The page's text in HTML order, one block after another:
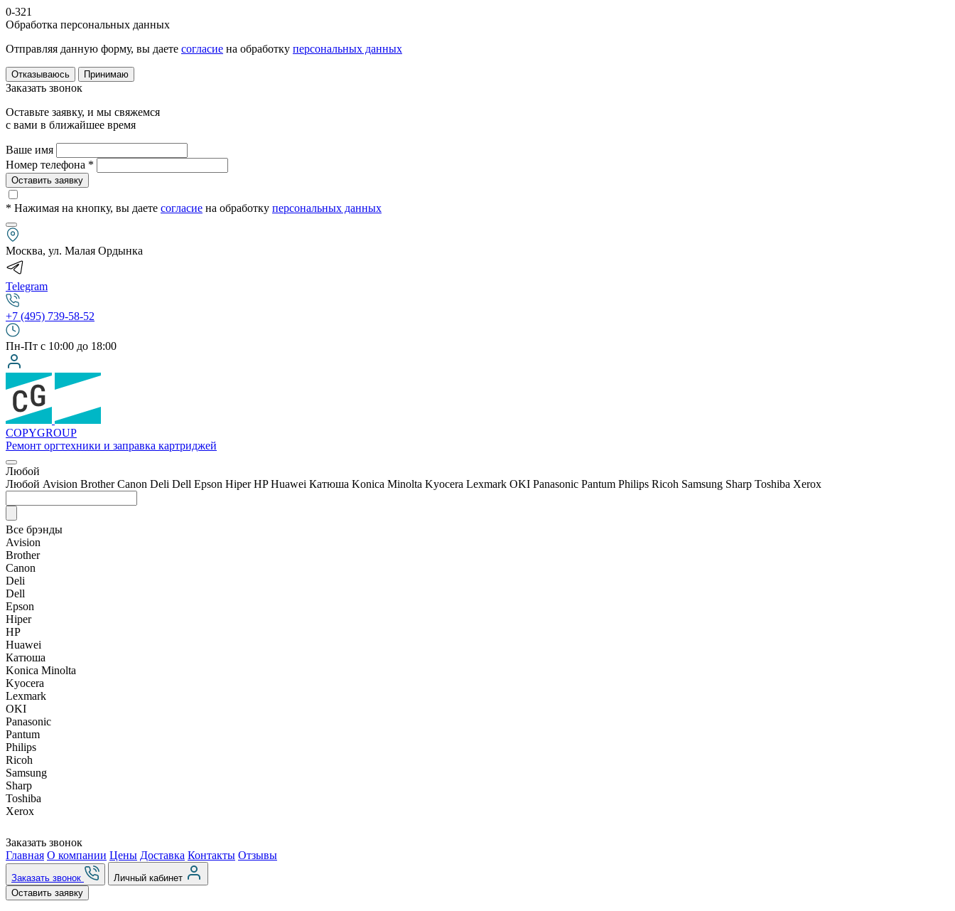
0-321
Обработка персональных данных
Отправляя данную форму, вы даете согласие на обработку персональных данных
Отказываюсь Принимаю
Заказать звонок
Оставьте заявку, и мы свяжемся
с вами в ближайшее время
Ваше имя
Номер телефона *
Оставить заявку
* Нажимая на кнопку, вы даете согласие на обработку персональных данных
Москва, ул. Малая Ордынка
Telegram
+7 (495) 739-58-52
Пн-Пт с 10:00 до 18:00
COPYGROUP
Ремонт оргтехники и заправка картриджей
Любой
Любой Avision Brother Canon Deli Dell Epson Hiper HP Huawei Катюша Konica Minolta Kyocera Lexmark OKI Panasonic Pantum Philips Ricoh Samsung Sharp Toshiba Xerox
Все брэнды
Avision
Brother
Canon
Deli
Dell
Epson
Hiper
HP
Huawei
Катюша
Konica Minolta
Kyocera
Lexmark
OKI
Panasonic
Pantum
Philips
Ricoh
Samsung
Sharp
Toshiba
Xerox
Заказать звонок
Главная О компании Цены Доставка Контакты Отзывы
Заказать звонок
Личный кабинет
Оставить заявку